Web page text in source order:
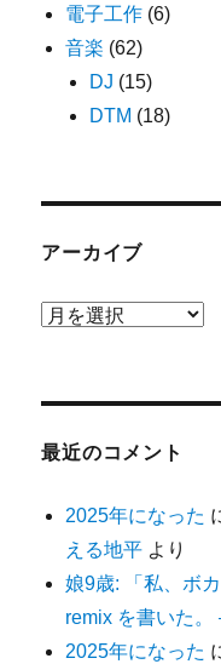
電子工作 (6)
音楽 (62)
DJ (15)
DTM (18)
アーカイブ
ア
ブ
最近のコメント
2025年になった
える地平 より
娘9歳: 「私、ボ
remix を書いた
2025年になった